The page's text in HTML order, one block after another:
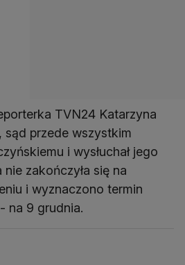
TVN24 Katarzyna
przede wszystkim
i wysłuchał jego
zakończyła się na
i wyznaczono termin
na 9 grudnia.